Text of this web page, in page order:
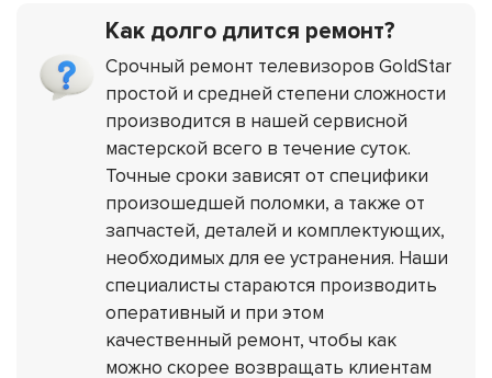
Как долго длится ремонт?
Срочный ремонт телевизоров GoldStar
простой и средней степени сложности
производится в нашей сервисной
мастерской всего в течение суток.
Точные сроки зависят от специфики
произошедшей поломки, а также от
запчастей, деталей и комплектующих,
необходимых для ее устранения. Наши
специалисты стараются производить
оперативный и при этом
качественный ремонт, чтобы как
можно скорее возвращать клиентам